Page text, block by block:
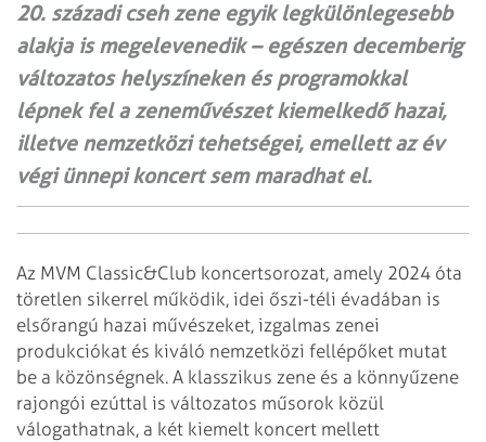
20. századi cseh zene egyik legkülönlegesebb
alakja is megelevenedik – egészen decemberig
változatos helyszíneken és programokkal
lépnek fel a zeneművészet kiemelkedő hazai,
illetve nemzetközi tehetségei, emellett az év
végi ünnepi koncert sem maradhat el.
Az MVM Classic&Club koncertsorozat, amely 2024 óta
töretlen sikerrel működik, idei őszi-téli évadában is
elsőrangú hazai művészeket, izgalmas zenei
produkciókat és kiváló nemzetközi fellépőket mutat
be a közönségnek. A klasszikus zene és a könnyűzene
rajongói ezúttal is változatos műsorok közül
válogathatnak, a két kiemelt koncert mellett